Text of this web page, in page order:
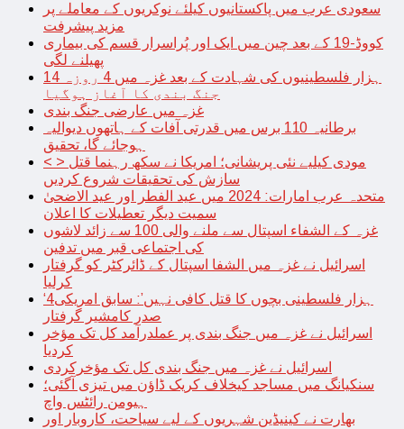
سعودی عرب میں پاکستانیوں کیلئے نوکریوں کے معاملے پر
مزید پیشرفت
کووڈ-19 کے بعد چین میں ایک اور پُراسرار قسم کی بیماری
پھیلنے لگی
14 ہزار فلسطینیوں کی شہادت کے بعد غزہ میں 4 روزہ
جنگ بندی کا آغاز ہوگیا
غزہ میں عارضی جنگ بندی
برطانیہ 110 برس میں قدرتی آفات کے ہاتھوں دیوالیہ
ہوجائے گا، تحقیق
< > مودی کیلیے نئی پریشانی؛ امریکا نے سکھ رہنما قتل
سازش کی تحقیقات شروع کردیں
متحدہ عرب امارات: 2024 میں عید الفطر اور عید الاضحیٰ
سمیت دیگر تعطیلات کا اعلان
غزہ کے الشفاء اسپتال سے ملنے والی 100 سے زائد لاشوں
کی اجتماعی قبر میں تدفین
اسرائیل نے غزہ میں الشفا اسپتال کے ڈائرکٹر کو گرفتار
کرلیا
‘4ہزار فلسطینی بچوں کا قتل کافی نہیں’: سابق امریکی
صدر کامشیر گرفتار
اسرائیل نے غزہ میں جنگ بندی پر عملدرآمد کل تک مؤخر
کردیا
اسرائیل نے غزہ میں جنگ بندی کل تک مؤخرکردی
سنکیانگ میں مساجد کیخلاف کریک ڈاؤن میں تیزی آگئی؛
ہیومن رائٹس واچ
بھارت نے کینیڈین شہریوں کے لیے سیاحت، کاروبار اور